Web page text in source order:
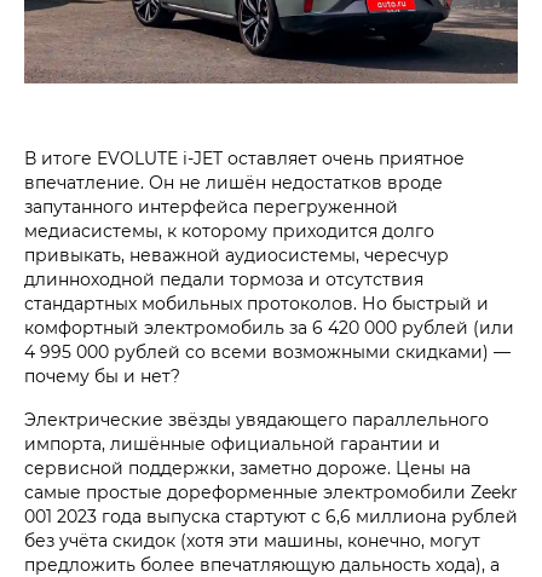
В итоге EVOLUTE i‑JET оставляет очень приятное
впечатление. Он не лишён недостатков вроде
запутанного интерфейса перегруженной
медиасистемы, к которому приходится долго
привыкать, неважной аудиосистемы, чересчур
длинноходной педали тормоза и отсутствия
стандартных мобильных протоколов. Но быстрый и
комфортный электромобиль за 6 420 000 рублей (или
4 995 000 рублей со всеми возможными скидками) —
почему бы и нет?
Электрические звёзды увядающего параллельного
импорта, лишённые официальной гарантии и
сервисной поддержки, заметно дороже. Цены на
самые простые дореформенные электромобили Zeekr
001 2023 года выпуска стартуют с 6,6 миллиона рублей
без учёта скидок (хотя эти машины, конечно, могут
предложить более впечатляющую дальность хода), а